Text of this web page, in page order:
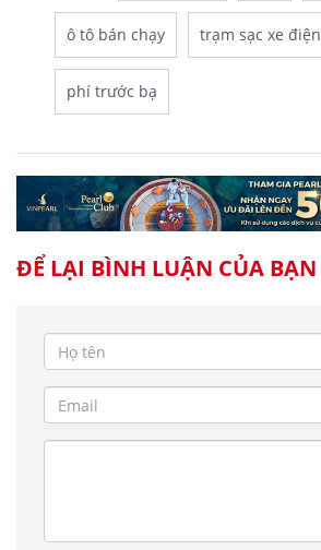
ô tô bán chạy trạm sạc xe điện
phí trước bạ
ĐỂ LẠI BÌNH LUẬN CỦA BẠN